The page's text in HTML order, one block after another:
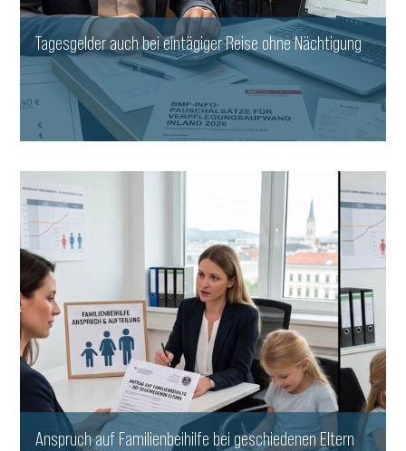
Tagesgelder auch bei eintägiger Reise ohne Nächtigung
WEITERLESEN
Anspruch auf Familienbeihilfe bei geschiedenen Eltern